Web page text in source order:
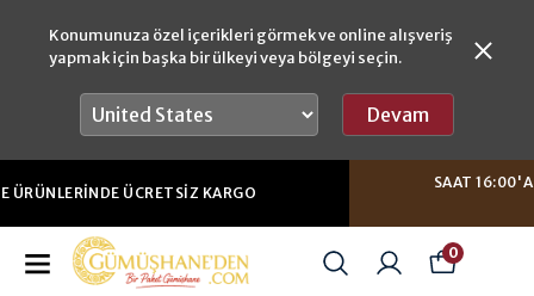
Konumunuza özel içerikleri görmek ve online alışveriş
yapmak için başka bir ülkeyi veya bölgeyi seçin.
Devam
SAAT 16:00'A KADAR YAPACAĞINIZ SIPARIŞLERDE
AYNI GÜN GÖNDERIM
0